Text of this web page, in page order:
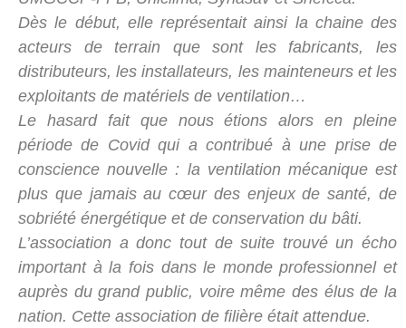
Dès le début, elle représentait ainsi la chaine des
acteurs de terrain que sont les fabricants, les
distributeurs, les installateurs, les mainteneurs et les
exploitants de matériels de ventilation…
Le hasard fait que nous étions alors en pleine
période de Covid qui a contribué à une prise de
conscience nouvelle : la ventilation mécanique est
plus que jamais au cœur des enjeux de santé, de
sobriété énergétique et de conservation du bâti.
L’association a donc tout de suite trouvé un écho
important à la fois dans le monde professionnel et
auprès du grand public, voire même des élus de la
nation. Cette association de filière était attendue.